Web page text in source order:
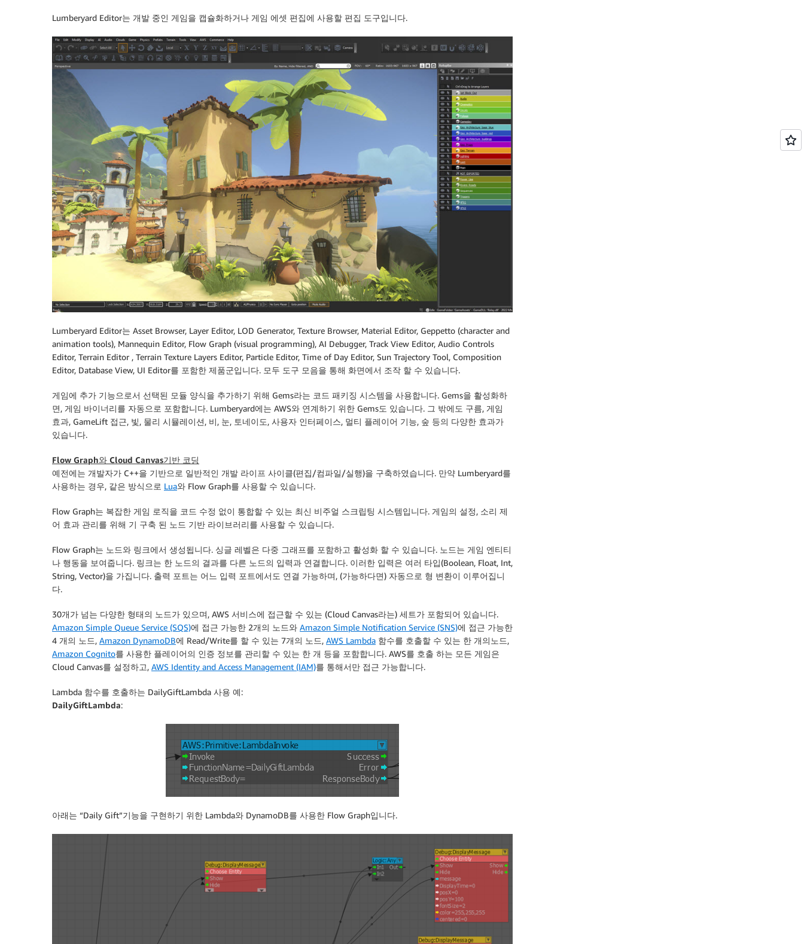
Lumberyard Editor는 개발 중인 게임을 캡슐화하거나 게임 에셋 편집에 사용할 편집 도구입니다.
Lumberyard Editor는 Asset Browser, Layer Editor, LOD Generator, Texture Browser, Material Editor, Geppetto (character and
animation tools), Mannequin Editor, Flow Graph (visual programming), AI Debugger, Track View Editor, Audio Controls
Editor, Terrain Editor , Terrain Texture Layers Editor, Particle Editor, Time of Day Editor, Sun Trajectory Tool, Composition
Editor, Database View, UI Editor를 포함한 제품군입니다. 모두 도구 모음을 통해 화면에서 조작 할 수 있습니다.
게임에 추가 기능으로서 선택된 모듈 양식을 추가하기 위해 Gems라는 코드 패키징 시스템을 사용합니다. Gems을 활성화하
면, 게임 바이너리를 자동으로 포함합니다. Lumberyard에는 AWS와 연계하기 위한 Gems도 있습니다. 그 밖에도 구름, 게임
효과, GameLift 접근, 빛, 물리 시뮬레이션, 비, 눈, 토네이도, 사용자 인터페이스, 멀티 플레이어 기능, 숲 등의 다양한 효과가
있습니다.
Flow Graph와 Cloud Canvas기반 코딩
예전에는 개발자가 C++을 기반으로 일반적인 개발 라이프 사이클(편집/컴파일/실행)을 구축하였습니다. 만약 Lumberyard를
사용하는 경우, 같은 방식으로 Lua와 Flow Graph를 사용할 수 있습니다.
Flow Graph는 복잡한 게임 로직을 코드 수정 없이 통합할 수 있는 최신 비주얼 스크립팅 시스템입니다. 게임의 설정, 소리 제
어 효과 관리를 위해 기 구축 된 노드 기반 라이브러리를 사용할 수 있습니다.
Flow Graph는 노드와 링크에서 생성됩니다. 싱글 레벨은 다중 그래프를 포함하고 활성화 할 수 있습니다. 노드는 게임 엔티티
나 행동을 보여줍니다. 링크는 한 노드의 결과를 다른 노드의 입력과 연결합니다. 이러한 입력은 여러 타입(Boolean, Float, Int,
String, Vector)을 가집니다. 출력 포트는 어느 입력 포트에서도 연결 가능하며, (가능하다면) 자동으로 형 변환이 이루어집니
다.
30개가 넘는 다양한 형태의 노드가 있으며, AWS 서비스에 접근할 수 있는 (Cloud Canvas라는) 세트가 포함되어 있습니다.
Amazon Simple Queue Service (SQS)에 접근 가능한 2개의 노드와 Amazon Simple Notification Service (SNS)에 접근 가능한
4 개의 노드, Amazon DynamoDB에 Read/Write를 할 수 있는 7개의 노드, AWS Lambda 함수를 호출할 수 있는 한 개의노드,
Amazon Cognito를 사용한 플레이어의 인증 정보를 관리할 수 있는 한 개 등을 포함합니다. AWS를 호출 하는 모든 게임은
Cloud Canvas를 설정하고, AWS Identity and Access Management (IAM)를 통해서만 접근 가능합니다.
Lambda 함수를 호출하는 DailyGiftLambda 사용 예:
DailyGiftLambda:
아래는 “Daily Gift”기능을 구현하기 위한 Lambda와 DynamoDB를 사용한 Flow Graph입니다.